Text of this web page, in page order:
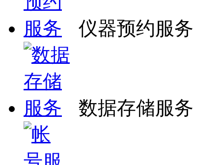
仪器预约服务
数据存储服务